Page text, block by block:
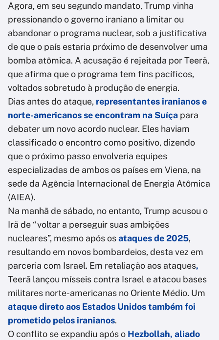
Agora, em seu segundo mandato, Trump vinha
pressionando o governo iraniano a limitar ou
abandonar o programa nuclear, sob a justificativa
de que o país estaria próximo de desenvolver uma
bomba atômica. A acusação é rejeitada por Teerã,
que afirma que o programa tem fins pacíficos,
voltados sobretudo à produção de energia.
Dias antes do ataque, representantes iranianos e
norte-americanos se encontram na Suíça para
debater um novo acordo nuclear. Eles haviam
classificado o encontro como positivo, dizendo
que o próximo passo envolveria equipes
especializadas de ambos os países em Viena, na
sede da Agência Internacional de Energia Atômica
(AIEA).
Na manhã de sábado, no entanto, Trump acusou o
Irã de “voltar a perseguir suas ambições
nucleares”, mesmo após osataques de 2025,
resultando em novos bombardeios, desta vez em
parceria com Israel. Em retaliação aos ataques,
Teerã lançou mísseis contra Israel e atacou bases
militares norte-americanas no Oriente Médio. Um
ataque direto aos Estados Unidos também foi
prometido pelos iranianos.
O conflito se expandiu após o Hezbollah, aliado